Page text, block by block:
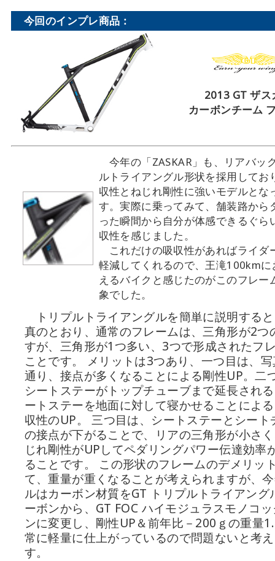
今回のインプレ商品：
2013 GT ザス
カーボンチーム
今年の「ZASKAR」も、リアバッ
ルトライアングル形状を採用してお
収性とねじれ剛性に強いモデルとな
す。実際に乗ってみて、舗装路から
った瞬間から自分が体感できるぐら
収性を感じました。
これだけの吸収性があればライダ
軽減してくれるので、王滝100kmに
えるバイクと感じたのがこのフレー
象でした。
トリプルトライアングルを簡単に説明する
真のとおり、通常のフレームは、三角形が2つ
すが、三角形が1つ多い、3つで形成されたフ
ことです。 メリットは3つあり、一つ目は、
通り、接点が多くなることによる剛性UP。二
シートステーがトップチューブまで延長され
ートステーを地面に対して寝かせることによ
収性のUP。 三つ目は、シートステーとシート
の接点が下がることで、リアの三角形が小さ
じれ剛性がUPしてペダリングパワー伝達効率
ることです。 この形状のフレームのデメリッ
て、重量が重くなることが考えられますが、
ルはカーボン材質をGT トリプルトライアング
ーボンから、GT FOC ハイモジュラスモノコ
ンに変更し、剛性UP＆前年比－200ｇの重量
常に軽量に仕上がっているので問題ないと考
す。